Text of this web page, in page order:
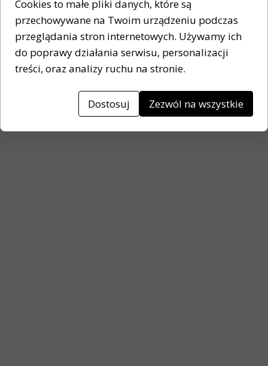
Długość:
43 cm
Szerokość:
24 cm
Wysokość:
11,5 cm
Cookies to małe pliki danych, które są
przechowywane na Twoim urządzeniu podczas
przeglądania stron internetowych. Używamy ich
do poprawy działania serwisu, personalizacji
treści, oraz analizy ruchu na stronie.
Dostosuj Zezwól na wszystkie